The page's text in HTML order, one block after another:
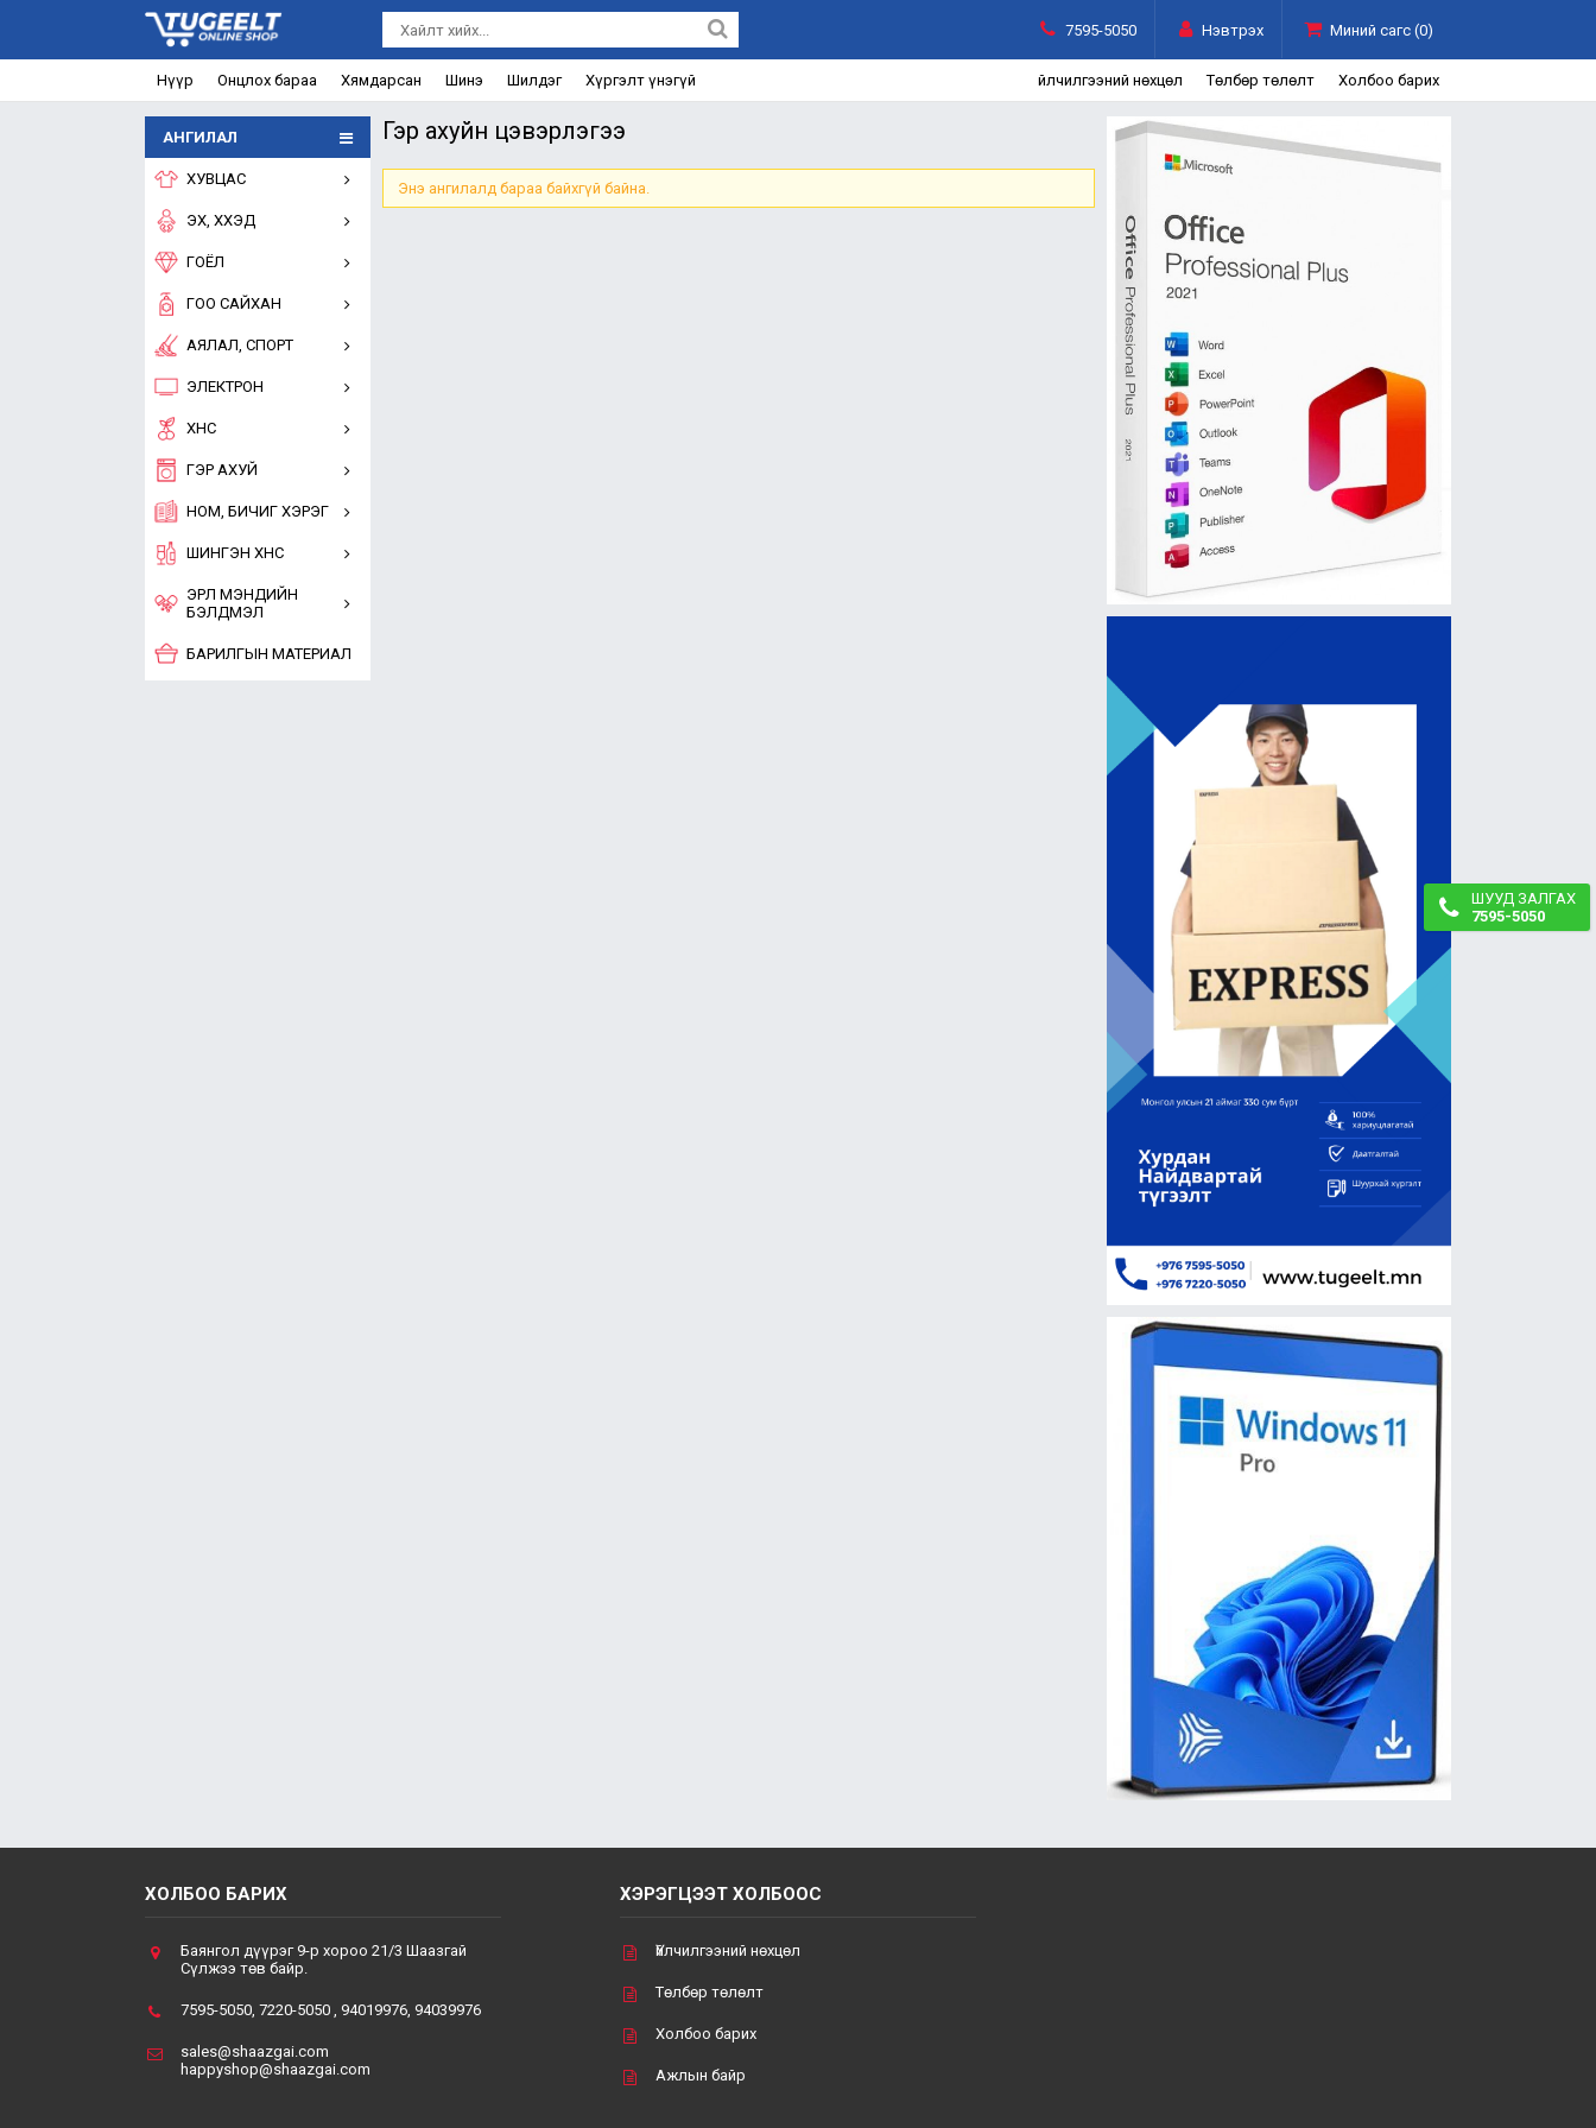
7595-5050 Нэвтрэх Миний сагс (0)
Нүүр Онцлох бараа Хямдарсан Шинэ Шилдэг Хүргэлт үнэгүй Үйлчилгээний нөхцөл Төлбөр төлөлт Холбоо барих
АНГИЛАЛ
ХУВЦАС
ЭХ, ХҮҮХЭД
ГОЁЛ
ГОО САЙХАН
АЯЛАЛ, СПОРТ
ЭЛЕКТРОН
ХҮНС
ГЭР АХУЙ
НОМ, БИЧИГ ХЭРЭГ
ШИНГЭН ХҮНС
ЭРҮҮЛ МЭНДИЙН
БЭЛДМЭЛ
БАРИЛГЫН МАТЕРИАЛ
Гэр ахуйн цэвэрлэгээ
Энэ ангилалд бараа байхгүй байна.
ХОЛБОО БАРИХ
Баянгол дүүрэг 9-р хороо 21/3 Шаазгай
Сүлжээ төв байр.
7595-5050, 7220-5050 , 94019976, 94039976
sales@shaazgai.com
happyshop@shaazgai.com
ХЭРЭГЦЭЭТ ХОЛБООС
Үйлчилгээний нөхцөл
Төлбөр төлөлт
Холбоо барих
Ажлын байр
ШУУД ЗАЛГАХ
7595-5050